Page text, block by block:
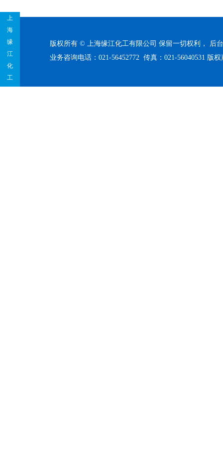
上
海
缘
江
化
工
版权所有 © 上海缘江化工有限公司 保留一切权利， 后
业务咨询电话：021-56452772 传真：021-56040531 版权